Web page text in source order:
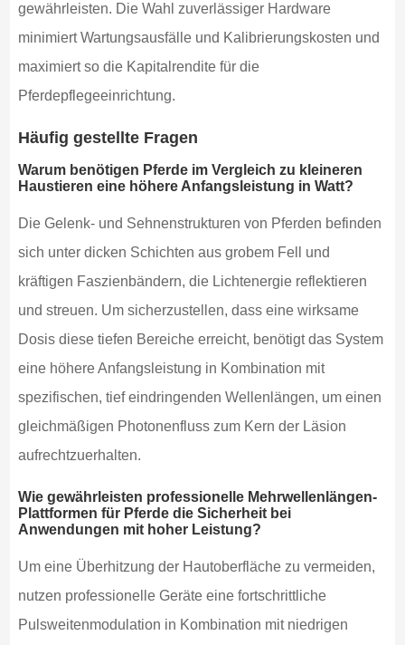
gewährleisten. Die Wahl zuverlässiger Hardware
minimiert Wartungsausfälle und Kalibrierungskosten und
maximiert so die Kapitalrendite für die
Pferdepflegeeinrichtung.
Häufig gestellte Fragen
Warum benötigen Pferde im Vergleich zu kleineren
Haustieren eine höhere Anfangsleistung in Watt?
Die Gelenk- und Sehnenstrukturen von Pferden befinden
sich unter dicken Schichten aus grobem Fell und
kräftigen Faszienbändern, die Lichtenergie reflektieren
und streuen. Um sicherzustellen, dass eine wirksame
Dosis diese tiefen Bereiche erreicht, benötigt das System
eine höhere Anfangsleistung in Kombination mit
spezifischen, tief eindringenden Wellenlängen, um einen
gleichmäßigen Photonenfluss zum Kern der Läsion
aufrechtzuerhalten.
Wie gewährleisten professionelle Mehrwellenlängen-
Plattformen für Pferde die Sicherheit bei
Anwendungen mit hoher Leistung?
Um eine Überhitzung der Hautoberfläche zu vermeiden,
nutzen professionelle Geräte eine fortschrittliche
Pulsweitenmodulation in Kombination mit niedrigen